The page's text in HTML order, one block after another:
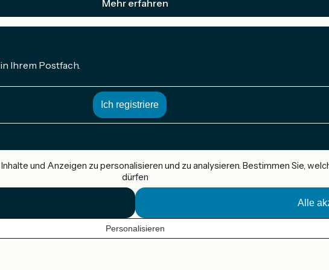
Mehr erfahren
Ihrem Postfach.
und Anzeigen zu personalisieren und zu analysieren. Bestimmen Sie,
dürfen
Alle
Personalisieren